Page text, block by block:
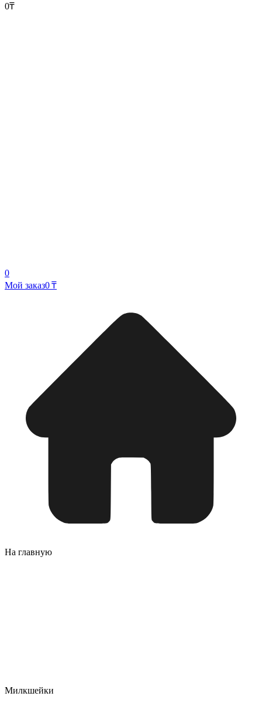
0₸
0
Мой заказ0 ₸
На главную
Милкшейки